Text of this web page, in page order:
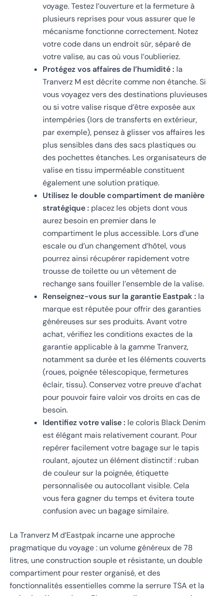
voyage. Testez l’ouverture et la fermeture à
plusieurs reprises pour vous assurer que le
mécanisme fonctionne correctement. Notez
votre code dans un endroit sûr, séparé de
votre valise, au cas où vous l’oublieriez.
Protégez vos affaires de l’humidité : la
Tranverz M est décrite comme non étanche. Si
vous voyagez vers des destinations pluvieuses
ou si votre valise risque d’être exposée aux
intempéries (lors de transferts en extérieur,
par exemple), pensez à glisser vos affaires les
plus sensibles dans des sacs plastiques ou
des pochettes étanches. Les organisateurs de
valise en tissu imperméable constituent
également une solution pratique.
Utilisez le double compartiment de manière
stratégique : placez les objets dont vous
aurez besoin en premier dans le
compartiment le plus accessible. Lors d’une
escale ou d’un changement d’hôtel, vous
pourrez ainsi récupérer rapidement votre
trousse de toilette ou un vêtement de
rechange sans fouiller l’ensemble de la valise.
Renseignez-vous sur la garantie Eastpak : la
marque est réputée pour offrir des garanties
généreuses sur ses produits. Avant votre
achat, vérifiez les conditions exactes de la
garantie applicable à la gamme Tranverz,
notamment sa durée et les éléments couverts
(roues, poignée télescopique, fermetures
éclair, tissu). Conservez votre preuve d’achat
pour pouvoir faire valoir vos droits en cas de
besoin.
Identifiez votre valise : le coloris Black Denim
est élégant mais relativement courant. Pour
repérer facilement votre bagage sur le tapis
roulant, ajoutez un élément distinctif : ruban
de couleur sur la poignée, étiquette
personnalisée ou autocollant visible. Cela
vous fera gagner du temps et évitera toute
confusion avec un bagage similaire.
La Tranverz M d’Eastpak incarne une approche
pragmatique du voyage : un volume généreux de 78
litres, une construction souple et résistante, un double
compartiment pour rester organisé, et des
fonctionnalités essentielles comme la serrure TSA et la